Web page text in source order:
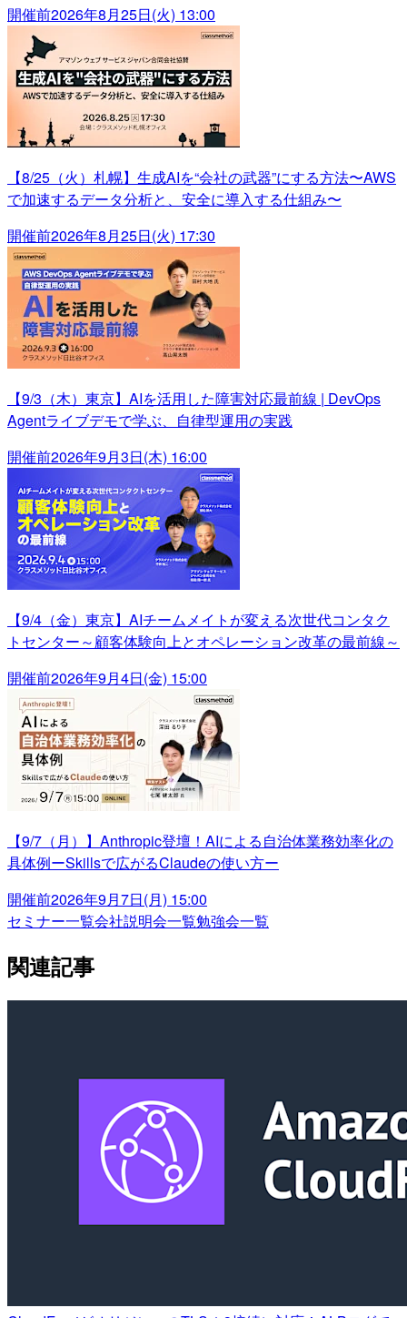
開催前2026年8月25日(火) 13:00
【8/25（火）札幌】生成AIを“会社の武器”にする方法〜AWS
で加速するデータ分析と、安全に導入する仕組み〜
開催前2026年8月25日(火) 17:30
【9/3（木）東京】AIを活用した障害対応最前線 | DevOps
Agentライブデモで学ぶ、自律型運用の実践
開催前2026年9月3日(木) 16:00
【9/4（金）東京】AIチームメイトが変える次世代コンタク
トセンター～顧客体験向上とオペレーション改革の最前線～
開催前2026年9月4日(金) 15:00
【9/7（月）】Anthropic登壇！AIによる自治体業務効率化の
具体例ーSkillsで広がるClaudeの使い方ー
開催前2026年9月7日(月) 15:00
セミナー一覧会社説明会一覧勉強会一覧
関連記事